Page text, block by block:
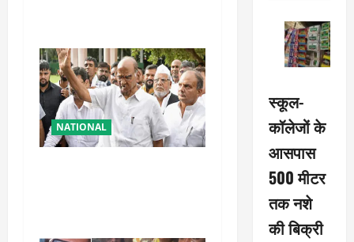
o
n
NATIONAL
स्कूल-
कॉलेजों के
आसपास
500 मीटर
तक नशे
की बिक्री